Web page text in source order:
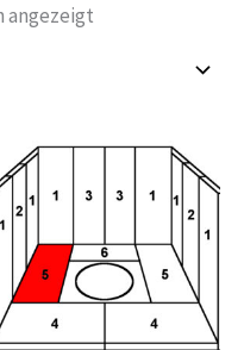
angezeigt